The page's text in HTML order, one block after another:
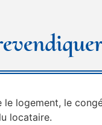
le logement, le
locataire.